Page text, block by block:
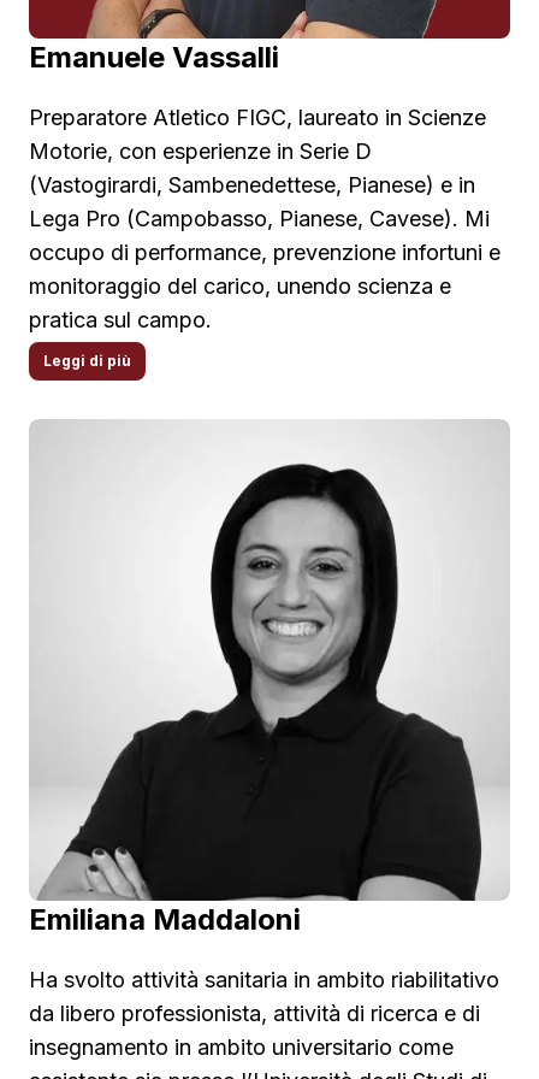
Emanuele Vassalli
Preparatore Atletico FIGC, laureato in Scienze
Motorie, con esperienze in Serie D
(Vastogirardi, Sambenedettese, Pianese) e in
Lega Pro (Campobasso, Pianese, Cavese). Mi
occupo di performance, prevenzione infortuni e
monitoraggio del carico, unendo scienza e
pratica sul campo.
Leggi di più
Emiliana Maddaloni
Ha svolto attività sanitaria in ambito riabilitativo
da libero professionista, attività di ricerca e di
insegnamento in ambito universitario come